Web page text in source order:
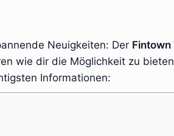
Neuigkeiten: Der Fintown
wie dir die Möglichkeit zu
Informationen: